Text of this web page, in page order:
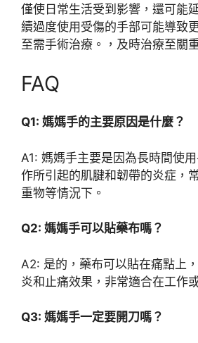
僅使日常生活受到影響，還可能
續過度使用受傷的手部可能導致
至需手術治療。，及時治療至關
FAQ
Q1: 媽媽手的主要原因是什麼？
A1: 媽媽手主要是因為長時間使
作所引起的肌腱和韌帶的炎症，
重物等情況下。
Q2: 媽媽手可以貼藥布嗎？
A2: 是的，藥布可以貼在痛點上
炎和止痛效果，非常適合在工作
Q3: 媽媽手一定要開刀嗎？